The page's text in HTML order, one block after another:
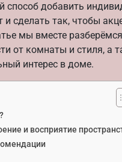
способ добавить
сделать так, чтобы
мы вместе
от комнаты и стиля, а
интерес в доме.
и восприятие